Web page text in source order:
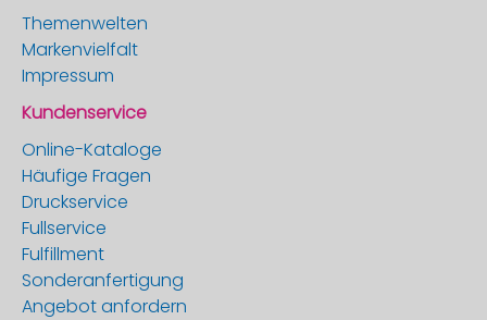
Themenwelten
Markenvielfalt
Impressum
Kundenservice
Online-Kataloge
Häufige Fragen
Druckservice
Fullservice
Fulfillment
Sonderanfertigung
Angebot anfordern